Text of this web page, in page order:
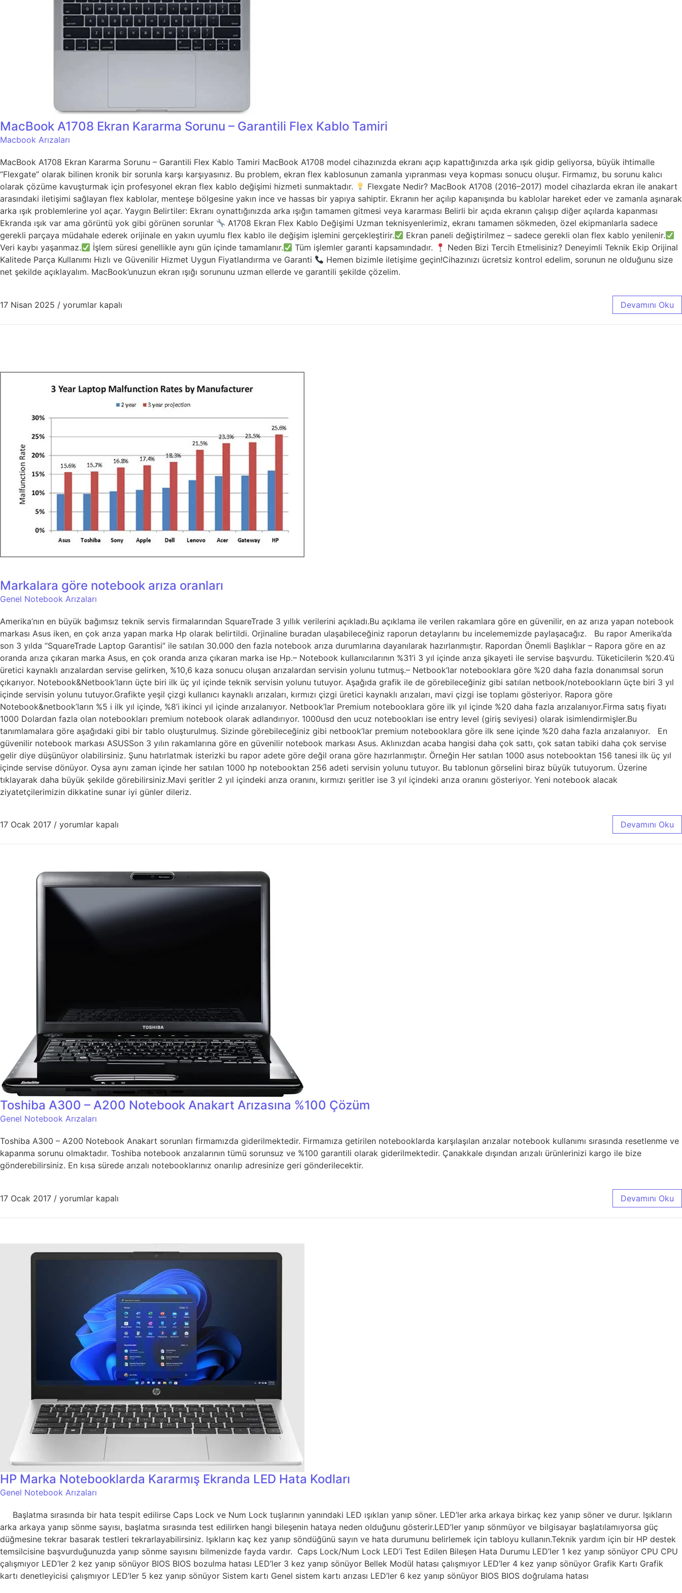
MacBook A1708 Ekran Kararma Sorunu – Garantili Flex Kablo Tamiri
Macbook Arızaları
MacBook A1708 Ekran Kararma Sorunu – Garantili Flex Kablo Tamiri MacBook A1708 model cihazınızda ekranı açıp kapattığınızda arka ışık gidip geliyorsa, büyük ihtimalle
“Flexgate” olarak bilinen kronik bir sorunla karşı karşıyasınız. Bu problem, ekran flex kablosunun zamanla yıpranması veya kopması sonucu oluşur. Firmamız, bu sorunu kalıcı
olarak çözüme kavuşturmak için profesyonel ekran flex kablo değişimi hizmeti sunmaktadır.
Flexgate Nedir? MacBook A1708 (2016–2017) model cihazlarda ekran ile anakart
arasındaki iletişimi sağlayan flex kablolar, menteşe bölgesine yakın ince ve hassas bir yapıya sahiptir. Ekranın her açılıp kapanışında bu kablolar hareket eder ve zamanla aşınarak
arka ışık problemlerine yol açar. Yaygın Belirtiler: Ekranı oynattığınızda arka ışığın tamamen gitmesi veya kararması Belirli bir açıda ekranın çalışıp diğer açılarda kapanması
Ekranda ışık var ama görüntü yok gibi görünen sorunlar
A1708 Ekran Flex Kablo Değişimi Uzman teknisyenlerimiz, ekranı tamamen sökmeden, özel ekipmanlarla sadece
gerekli parçaya müdahale ederek orijinale en yakın uyumlu flex kablo ile değişim işlemini gerçekleştirir.
Ekran paneli değiştirilmez – sadece gerekli olan flex kablo yenilenir.
Veri kaybı yaşanmaz.
İşlem süresi genellikle aynı gün içinde tamamlanır. Tüm işlemler garanti kapsamındadır.
Neden Bizi Tercih Etmelisiniz? Deneyimli Teknik Ekip Orijinal
Kalitede Parça Kullanımı Hızlı ve Güvenilir Hizmet Uygun Fiyatlandırma ve Garanti
Hemen bizimle iletişime geçin!Cihazınızı ücretsiz kontrol edelim, sorunun ne olduğunu size
net şekilde açıklayalım. MacBook’unuzun ekran ışığı sorununu uzman ellerde ve garantili şekilde çözelim.
17 Nisan 2025 / yorumlar kapalı Devamını Oku
Markalara göre notebook arıza oranları
Genel Notebook Arızaları
Amerika’nın en büyük bağımsız teknik servis firmalarından SquareTrade 3 yıllık verilerini açıkladı.Bu açıklama ile verilen rakamlara göre en güvenilir, en az arıza yapan notebook
markası Asus iken, en çok arıza yapan marka Hp olarak belirtildi. Orjinaline buradan ulaşabileceğiniz raporun detaylarını bu incelememizde paylaşacağız. Bu rapor Amerika’da
son 3 yılda “SquareTrade Laptop Garantisi” ile satılan 30.000 den fazla notebook arıza durumlarına dayanılarak hazırlanmıştır. Rapordan Önemli Başlıklar – Rapora göre en az
oranda arıza çıkaran marka Asus, en çok oranda arıza çıkaran marka ise Hp.– Notebook kullanıcılarının %31’i 3 yıl içinde arıza şikayeti ile servise başvurdu. Tüketicilerin %20.4’ü
üretici kaynaklı arızalardan servise gelirken, %10,6 kaza sonucu oluşan arızalardan servisin yolunu tutmuş.– Netbook’lar notebooklara göre %20 daha fazla donanımsal sorun
çıkarıyor. Notebook&Netbook’ların üçte biri ilk üç yıl içinde teknik servisin yolunu tutuyor. Aşağıda grafik ile de görebileceğiniz gibi satılan netbook/notebookların üçte biri 3 yıl
içinde servisin yolunu tutuyor.Grafikte yeşil çizgi kullanıcı kaynaklı arızaları, kırmızı çizgi üretici kaynaklı arızaları, mavi çizgi ise toplamı gösteriyor. Rapora göre
Notebook&netbook’ların %5 i ilk yıl içinde, %8’i ikinci yıl içinde arızalanıyor. Netbook’lar Premium notebooklara göre ilk yıl içinde %20 daha fazla arızalanıyor.Firma satış fiyatı
1000 Dolardan fazla olan notebookları premium notebook olarak adlandırıyor. 1000usd den ucuz notebookları ise entry level (giriş seviyesi) olarak isimlendirmişler.Bu
tanımlamalara göre aşağıdaki gibi bir tablo oluşturulmuş. Sizinde görebileceğiniz gibi netbook’lar premium notebooklara göre ilk sene içinde %20 daha fazla arızalanıyor. En
güvenilir notebook markası ASUSSon 3 yılın rakamlarına göre en güvenilir notebook markası Asus. Aklınızdan acaba hangisi daha çok sattı, çok satan tabiki daha çok servise
gelir diye düşünüyor olabilirsiniz. Şunu hatırlatmak isterizki bu rapor adete göre değil orana göre hazırlanmıştır. Örneğin Her satılan 1000 asus notebooktan 156 tanesi ilk üç yıl
içinde servise dönüyor. Oysa aynı zaman içinde her satılan 1000 hp notebooktan 256 adeti servisin yolunu tutuyor. Bu tablonun görselini biraz büyük tutuyorum. Üzerine
tıklayarak daha büyük şekilde görebilirsiniz.Mavi şeritler 2 yıl içindeki arıza oranını, kırmızı şeritler ise 3 yıl içindeki arıza oranını gösteriyor. Yeni notebook alacak
ziyatetçilerimizin dikkatine sunar iyi günler dileriz.
17 Ocak 2017 / yorumlar kapalı Devamını Oku
Toshiba A300 – A200 Notebook Anakart Arızasına %100 Çözüm
Genel Notebook Arızaları
Toshiba A300 – A200 Notebook Anakart sorunları firmamızda giderilmektedir. Firmamıza getirilen notebooklarda karşılaşılan arızalar notebook kullanımı sırasında resetlenme ve
kapanma sorunu olmaktadır. Toshiba notebook arızalarının tümü sorunsuz ve %100 garantili olarak giderilmektedir. Çanakkale dışından arızalı ürünlerinizi kargo ile bize
gönderebilirsiniz. En kısa sürede arızalı notebooklarınız onarılıp adresinize geri gönderilecektir.
17 Ocak 2017 / yorumlar kapalı Devamını Oku
HP Marka Notebooklarda Kararmış Ekranda LED Hata Kodları
Genel Notebook Arızaları
Başlatma sırasında bir hata tespit edilirse Caps Lock ve Num Lock tuşlarının yanındaki LED ışıkları yanıp söner. LED’ler arka arkaya birkaç kez yanıp söner ve durur. Işıkların
arka arkaya yanıp sönme sayısı, başlatma sırasında test edilirken hangi bileşenin hataya neden olduğunu gösterir.LED’ler yanıp sönmüyor ve bilgisayar başlatılamıyorsa güç
düğmesine tekrar basarak testleri tekrarlayabilirsiniz. Işıkların kaç kez yanıp söndüğünü sayın ve hata durumunu belirlemek için tabloyu kullanın.Teknik yardım için bir HP destek
temsilcisine başvurduğunuzda yanıp sönme sayısını bilmenizde fayda vardır. Caps Lock/Num Lock LED’i Test Edilen Bileşen Hata Durumu LED’ler 1 kez yanıp sönüyor CPU CPU
çalışmıyor LED’ler 2 kez yanıp sönüyor BIOS BIOS bozulma hatası LED’ler 3 kez yanıp sönüyor Bellek Modül hatası çalışmıyor LED’ler 4 kez yanıp sönüyor Grafik Kartı Grafik
kartı denetleyicisi çalışmıyor LED’ler 5 kez yanıp sönüyor Sistem kartı Genel sistem kartı arızası LED’ler 6 kez yanıp sönüyor BIOS BIOS doğrulama hatası